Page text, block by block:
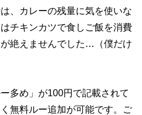
、カレーの残量に気を使いな
チキンカツで食しご飯を消費
絶えませんでした…（僕だけ
多め」が100円で記載されて
無料ルー追加が可能です。ご